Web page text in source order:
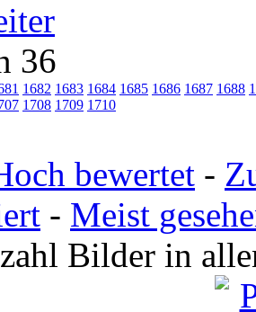
36
1682 1683 1684 1685 1686 1687 1688
1708 1709 1710
bewertet -
- Meist
Bilder in